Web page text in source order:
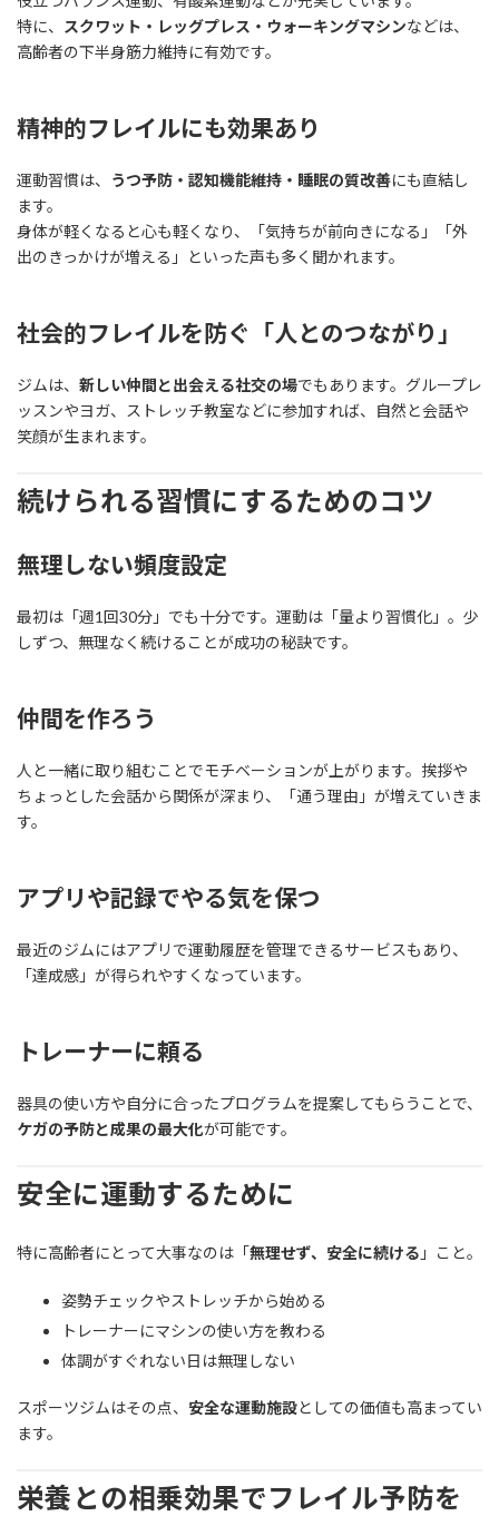
特に、
スクワット・レッグプレス・ウォーキングマシンなどは、
高齢者の下半身筋力維持に有効です。
精神的フレイルにも効果あり
運動習慣は、 うつ予防・認知機能維持・睡眠の質改善にも直結し
ます。
身体が軽くなると心も軽くなり、「気持ちが前向きになる」「外
出のきっかけが増える」といった声も多く聞かれます。
社会的フレイルを防ぐ「人とのつながり」
ジムは、 新しい仲間と出会える社交の場でもあります。グループレ
ッスンやヨガ、ストレッチ教室などに参加すれば、自然と会話や
笑顔が生まれます。
続けられる習慣にするためのコツ
無理しない頻度設定
最初は「週1回30分」でも十分です。運動は「量より習慣化」。少
しずつ、無理なく続けることが成功の秘訣です。
仲間を作ろう
人と一緒に取り組むことでモチベーションが上がります。挨拶や
ちょっとした会話から関係が深まり、「通う理由」が増えていきま
す。
アプリや記録でやる気を保つ
最近のジムにはアプリで運動履歴を管理できるサービスもあり、
「達成感」が得られやすくなっています。
トレーナーに頼る
器具の使い方や自分に合ったプログラムを提案してもらうことで、
ケガの予防と成果の最大化が可能です。
安全に運動するために
特に高齢者にとって大事なのは「無理せず、安全に続ける 」こと。
姿勢チェックやストレッチから始める
トレーナーにマシンの使い方を教わる
体調がすぐれない日は無理しない
スポーツジムはその点、 安全な運動施設としての価値も高まってい
ます。
栄養との相乗効果でフレイル予防を